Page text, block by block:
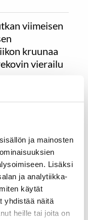
ja mainosten
Lisäksi
ja analytiikka-
käytät
yhdistää näitä
heille tai joita on
viimeisen
kruunaa
vierailu
kevätkautta
toisella
on
UUTISET